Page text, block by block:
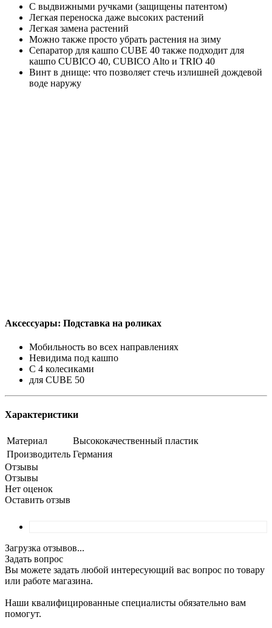
С выдвижными ручками (защищены патентом)
Легкая переноска даже высоких растений
Легкая замена растений
Можно также просто убрать растения на зиму
Сепаратор для кашпо CUBE 40 также подходит для
кашпо CUBICO 40, CUBICO Alto и TRIO 40
Винт в днище: что позволяет стечь излишней дождевой
воде наружу
Aксессуары: Подставка на роликах
Мобильность во всех направлениях
Невидима под кашпо
C 4 колесиками
для CUBE 50
Характеристики
Материал
Высококачественный пластик
Производитель Германия
Отзывы
Отзывы
Нет оценок
Оставить отзыв
Загрузка отзывов...
Задать вопрос
Вы можете задать любой интересующий вас вопрос по товару
или работе магазина.
Наши квалифицированные специалисты обязательно вам
помогут.